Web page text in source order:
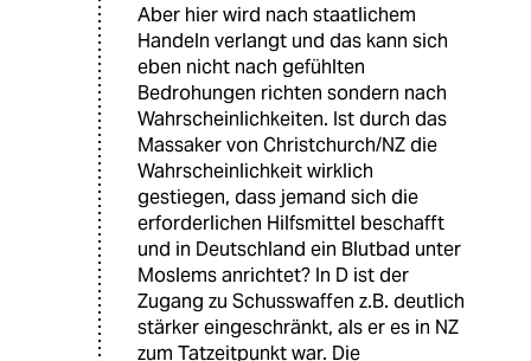
Aber hier wird nach staatlichem
Handeln verlangt und das kann sich
eben nicht nach gefühlten
Bedrohungen richten sondern nach
Wahrscheinlichkeiten. Ist durch das
Massaker von Christchurch/NZ die
Wahrscheinlichkeit wirklich
gestiegen, dass jemand sich die
erforderlichen Hilfsmittel beschafft
und in Deutschland ein Blutbad unter
Moslems anrichtet? In D ist der
Zugang zu Schusswaffen z.B. deutlich
stärker eingeschränkt, als er es in NZ
zum Tatzeitpunkt war. Die